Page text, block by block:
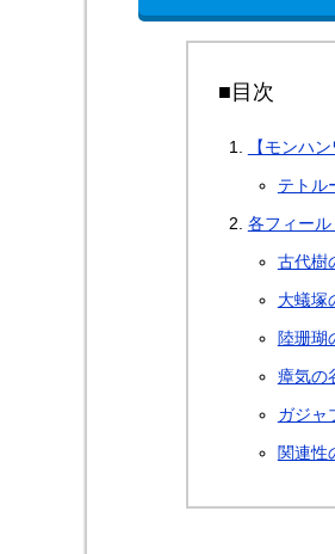
■目次
【モンハ
テトル
各フィー
古代樹
大蟻塚
陸珊瑚
瘴気の
ガジャ
関連性